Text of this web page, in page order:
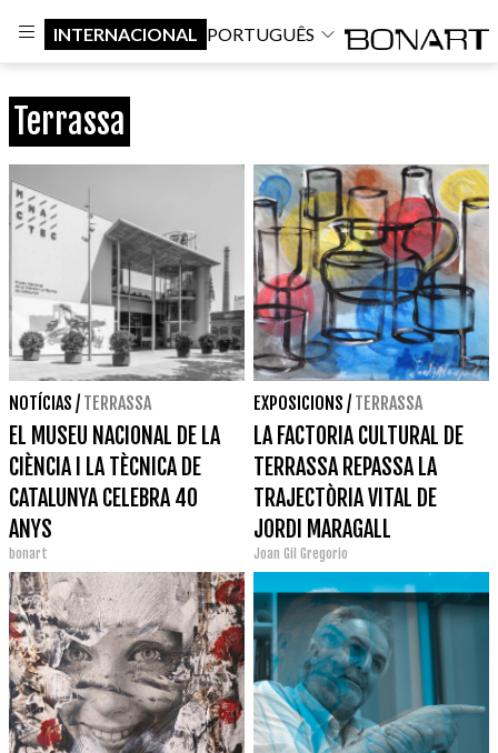
INTERNACIONAL PORTUGUÊS
Terrassa
NOTÍCIAS / TERRASSA
EL MUSEU NACIONAL DE LA
CIÈNCIA I LA TÈCNICA DE
CATALUNYA CELEBRA 40
ANYS
bonart
EXPOSICIONS / TERRASSA
LA FACTORIA CULTURAL DE
TERRASSA REPASSA LA
TRAJECTÒRIA VITAL DE
JORDI MARAGALL
Joan Gil Gregorio